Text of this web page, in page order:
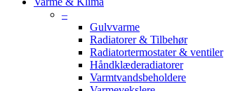
–
Gulvvarme
Radiatorer & Tilbehør
Radiatortermostater & ventiler
Håndklæderadiatorer
Varmtvandsbeholdere